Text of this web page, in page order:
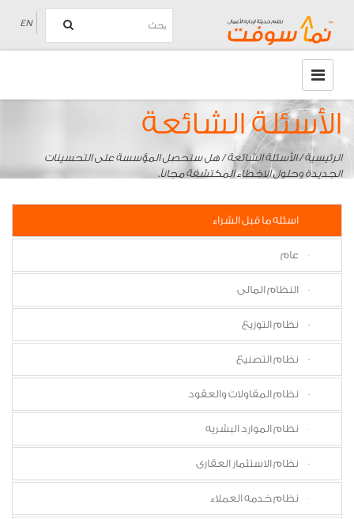
EN
الأسئلة الشائعة
الرئيسية/الأسئلة الشائعة/ هل ستحصل المؤسسة على التحسينات
الجديدة وحلول الاخطاء المكتشفة مجاناً.
اسئله ما قبل الشراء
عام
النظام المالى
نظام التوزيع
نظام التصنيع
نظام المقاولات والعقود
نظام الموارد البشريه
نظام الاستثمار العقارى
نظام خدمه العملاء